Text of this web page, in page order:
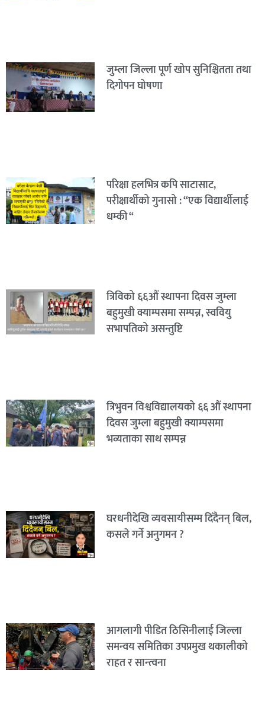
जुम्ला जिल्ला पूर्ण खोप सुनिश्चितता तथा
दिगोपन घोषणा
परिक्षा हलभित्र कपि साटासाट,
परीक्षार्थीको गुनासो : “एक विद्यार्थीलाई
धम्की “
त्रिविको ६६औं स्थापना दिवस जुम्ला
बहुमुखी क्याम्पसमा सम्पन्न, स्ववियु
सभापतिको असन्तुष्टि
त्रिभुवन विश्वविद्यालयको ६६ औं स्थापना
दिवस जुम्ला बहुमुखी क्याम्पसमा
भव्यताका साथ सम्पन्न
घरधनीदेखि व्यवसायीसम्म दिँदैनन् बिल,
कसले गर्ने अनुगमन ?
आगलागी पीडित ठिसिनीलाई जिल्ला
समन्वय समितिका उपप्रमुख थकालीको
राहत र सान्त्वना